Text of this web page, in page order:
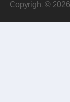
Copyright ©